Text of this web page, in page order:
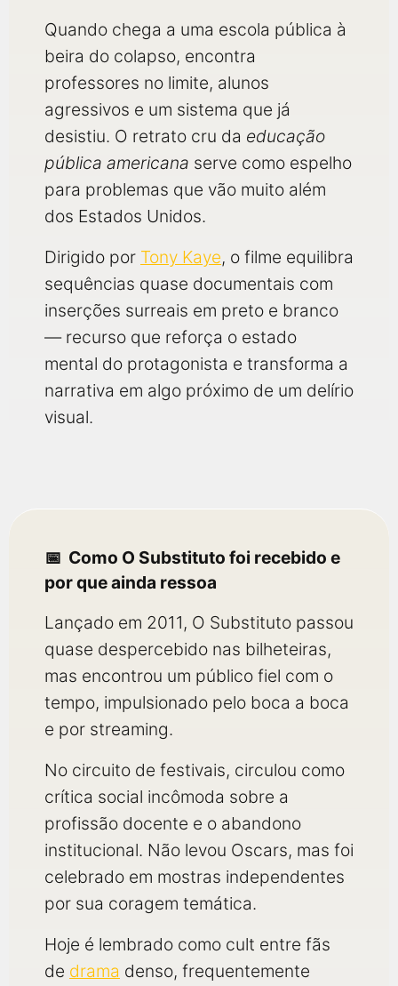
Quando chega a uma escola pública à
beira do colapso, encontra
professores no limite, alunos
agressivos e um sistema que já
desistiu. O retrato cru da educação
pública americana serve como espelho
para problemas que vão muito além
dos Estados Unidos.
Dirigido por Tony Kaye, o filme equilibra
sequências quase documentais com
inserções surreais em preto e branco
— recurso que reforça o estado
mental do protagonista e transforma a
narrativa em algo próximo de um delírio
visual.
Como O Substituto foi recebido e
por que ainda ressoa
Lançado em 2011, O Substituto passou
quase despercebido nas bilheteiras,
mas encontrou um público fiel com o
tempo, impulsionado pelo boca a boca
e por streaming.
No circuito de festivais, circulou como
crítica social incômoda sobre a
profissão docente e o abandono
institucional. Não levou Oscars, mas foi
celebrado em mostras independentes
por sua coragem temática.
Hoje é lembrado como cult entre fãs
de drama denso, frequentemente